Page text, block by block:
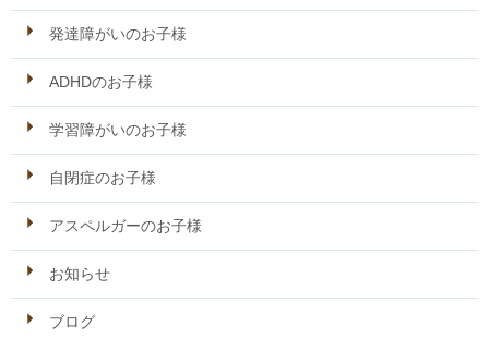
発達障がいのお子様
ADHDのお子様
学習障がいのお子様
自閉症のお子様
アスペルガーのお子様
お知らせ
ブログ